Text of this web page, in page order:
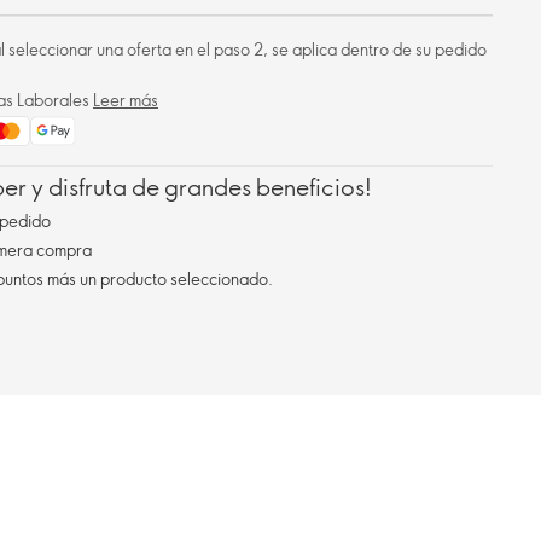
seleccionar una oferta en el paso 2, se aplica dentro de su pedido
Laborales Leer más
y disfruta de grandes beneficios!
compra
más un producto seleccionado.